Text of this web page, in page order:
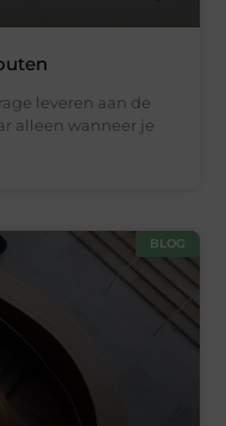
leveren aan de
alleen wanneer je
BLOG